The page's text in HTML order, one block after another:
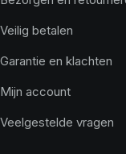
Veilig betalen
Garantie en klachten
Mijn account
Veelgestelde vragen